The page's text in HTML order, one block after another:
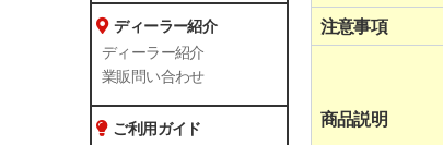
ディーラー紹介
ディーラー紹介
業販問い合わせ
ご利用ガイド
注意事項
商品説明